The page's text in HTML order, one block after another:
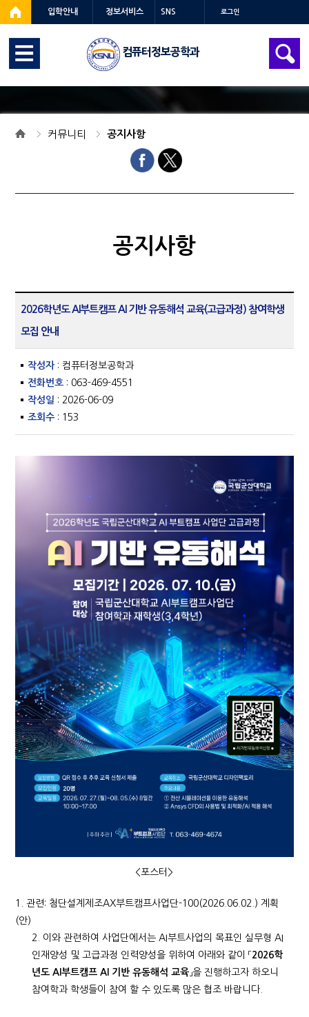
입학안내 정보서비스 SNS 로그인
컴퓨터정보공학과
커뮤니티 공지사항
공지사항
2026학년도 AI부트캠프 AI 기반 유동해석 교육(고급과정) 참여학생
모집 안내
작성자 : 컴퓨터정보공학과
전화번호 : 063-469-4551
작성일 : 2026-06-09
조회수 : 153
<포스터>
1. 관련: 첨단설계제조AX부트캠프사업단-100(2026.06.02.) 계획
(안)
2. 이와 관련하여 사업단에서는 AI부트사업의 목표인 실무형 AI
인재양성 및 고급과정 인력양성을 위하여 아래와 같이 「 2026학
년도AI부트캠프AI 기반 유동해석 교육 」을 진행하고자 하오니
참여학과 학생들이 참여 할 수 있도록 많은 협조 바랍니다.